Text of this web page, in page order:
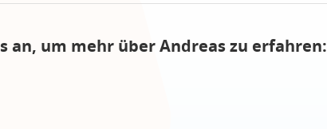
an, um mehr über Andreas zu erfahren: